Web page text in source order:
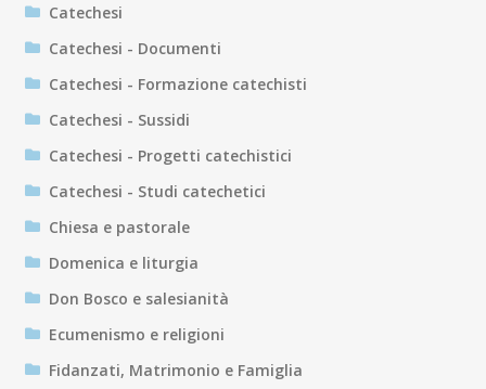
Catechesi
Catechesi - Documenti
Catechesi - Formazione catechisti
Catechesi - Sussidi
Catechesi - Progetti catechistici
Catechesi - Studi catechetici
Chiesa e pastorale
Domenica e liturgia
Don Bosco e salesianità
Ecumenismo e religioni
Fidanzati, Matrimonio e Famiglia